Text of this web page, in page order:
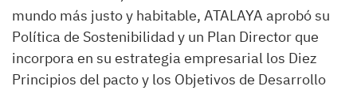
mundo más justo y habitable, ATALAYA aprobó su
Política de Sostenibilidad y un Plan Director que
incorpora en su estrategia empresarial los Diez
Principios del pacto y los Objetivos de Desarrollo